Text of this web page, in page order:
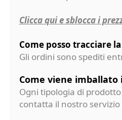
Clicca qui e sblocca i
Come posso tracciare
Gli ordini sono spediti
Come viene imballato
Ogni tipologia di
contatta il nostro